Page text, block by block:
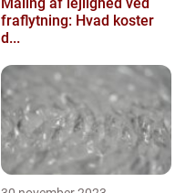
fraflytning: Hvad koster
d...